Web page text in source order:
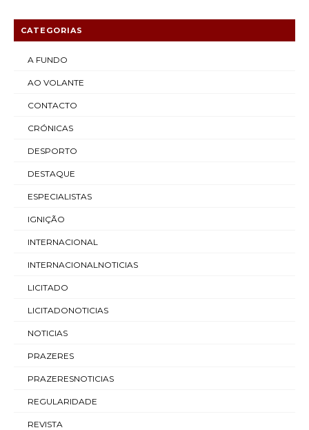
CATEGORIAS
A FUNDO
AO VOLANTE
CONTACTO
CRÓNICAS
DESPORTO
DESTAQUE
ESPECIALISTAS
IGNIÇÃO
INTERNACIONAL
INTERNACIONALNOTICIAS
LICITADO
LICITADONOTICIAS
NOTICIAS
PRAZERES
PRAZERESNOTICIAS
REGULARIDADE
REVISTA